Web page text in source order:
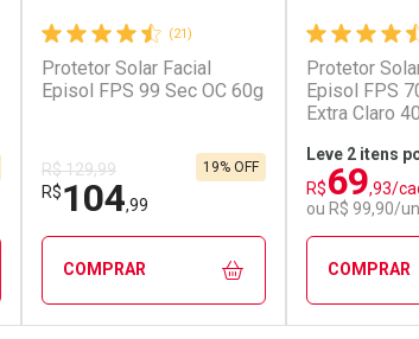
(21)
Protetor Solar Facial
Episol FPS 99 Sec OC 60g
R$ 129,99
R$104,99
19% OFF
COMPRAR
Protetor
Episol FPS
Extra Claro
Leve 2 itens
R$69,93/
ou R$ 99,90/un
COMPRAR